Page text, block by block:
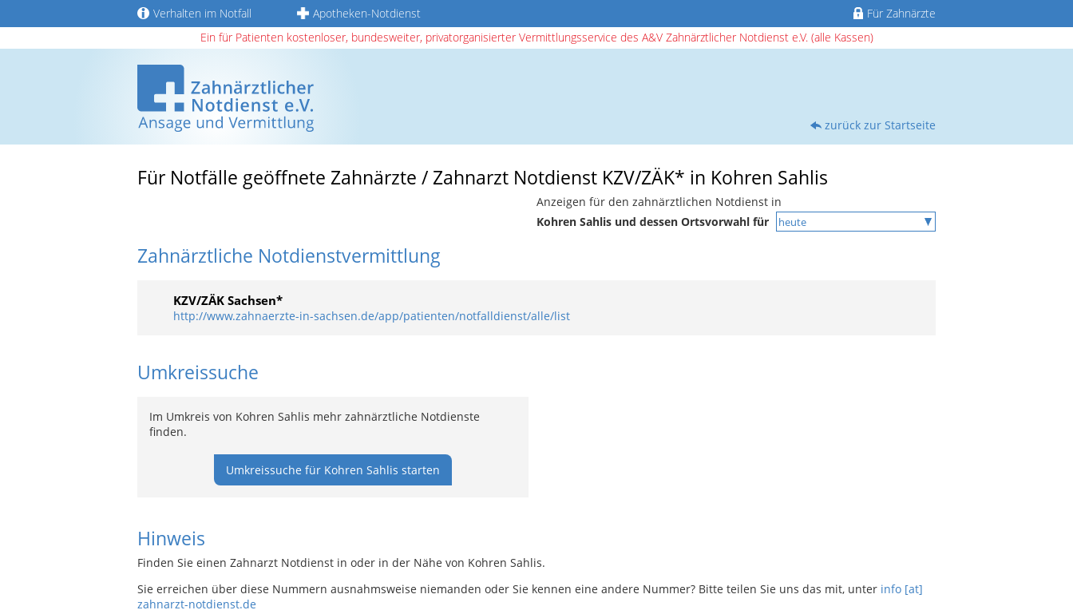
Verhalten im Notfall Apotheken-Notdienst
Für Zahnärzte
Ein für Patienten kostenloser, bundesweiter, privatorganisierter Vermittlungsservice des A&V Zahnärztlicher Notdienst e.V. (alle Kassen)
zurück zur Startseite
Für Notfälle geöffnete Zahnärzte / Zahnarzt Notdienst KZV/ZÄK* in Kohren Sahlis
Anzeigen für den zahnärztlichen Notdienst in
Kohren Sahlis und dessen Ortsvorwahl für
Zahnärztliche Notdienstvermittlung
KZV/ZÄK Sachsen*
http://www.zahnaerzte-in-sachsen.de/app/patienten/notfalldienst/alle/list
Umkreissuche
Im Umkreis von Kohren Sahlis mehr zahnärztliche Notdienste
finden.
Umkreissuche für Kohren Sahlis starten
Hinweis
Finden Sie einen Zahnarzt Notdienst in oder in der Nähe von Kohren Sahlis.
Sie erreichen über diese Nummern ausnahmsweise niemanden oder Sie kennen eine andere Nummer? Bitte teilen Sie uns das mit, unter info [at]
zahnarzt-notdienst.de